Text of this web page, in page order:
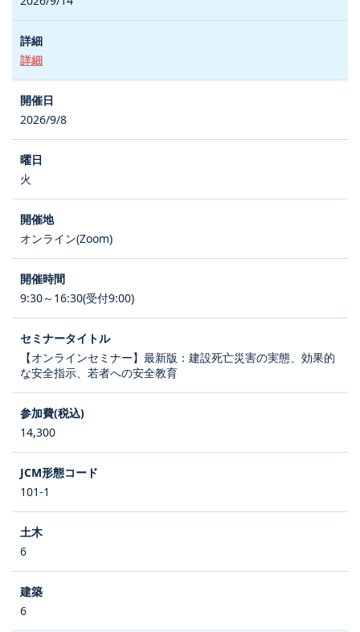
詳細
2026/9/8
火
オンライン(Zoom)
9:30～16:30(受付9:00)
【オンラインセミナー】最新版：建設死亡災害の実態、効果的
な安全指示、若者への安全教育
14,300
101-1
6
6